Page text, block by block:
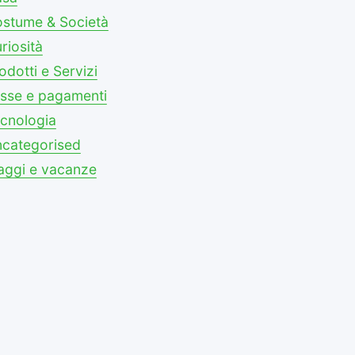
& Società
e Servizi
e pagamenti
e vacanze